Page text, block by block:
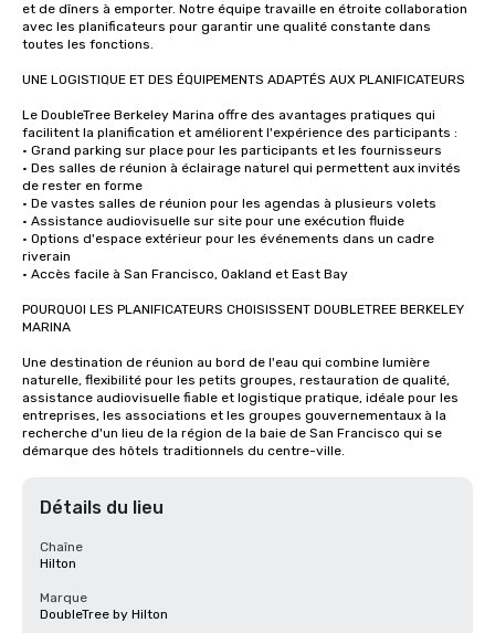
et de dîners à emporter. Notre équipe travaille en étroite collaboration
avec les planificateurs pour garantir une qualité constante dans
toutes les fonctions.
UNE LOGISTIQUE ET DES ÉQUIPEMENTS ADAPTÉS AUX PLANIFICATEURS
Le DoubleTree Berkeley Marina offre des avantages pratiques qui
facilitent la planification et améliorent l'expérience des participants :
• Grand parking sur place pour les participants et les fournisseurs
• Des salles de réunion à éclairage naturel qui permettent aux invités
de rester en forme
• De vastes salles de réunion pour les agendas à plusieurs volets
• Assistance audiovisuelle sur site pour une exécution fluide
• Options d'espace extérieur pour les événements dans un cadre
riverain
• Accès facile à San Francisco, Oakland et East Bay
POURQUOI LES PLANIFICATEURS CHOISISSENT DOUBLETREE BERKELEY
MARINA
Une destination de réunion au bord de l'eau qui combine lumière
naturelle, flexibilité pour les petits groupes, restauration de qualité,
assistance audiovisuelle fiable et logistique pratique, idéale pour les
entreprises, les associations et les groupes gouvernementaux à la
recherche d'un lieu de la région de la baie de San Francisco qui se
démarque des hôtels traditionnels du centre-ville.
Détails du lieu
Chaîne
Hilton
Marque
DoubleTree by Hilton